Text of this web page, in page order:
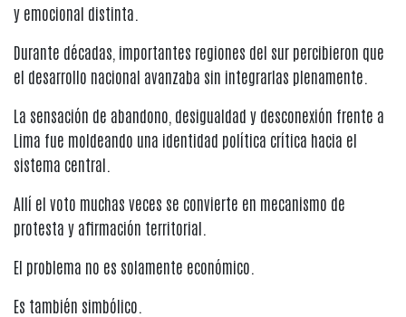
y emocional distinta.
Durante décadas, importantes regiones del sur percibieron que
el desarrollo nacional avanzaba sin integrarlas plenamente.
La sensación de abandono, desigualdad y desconexión frente a
Lima fue moldeando una identidad política crítica hacia el
sistema central.
Allí el voto muchas veces se convierte en mecanismo de
protesta y afirmación territorial.
El problema no es solamente económico.
Es también simbólico.